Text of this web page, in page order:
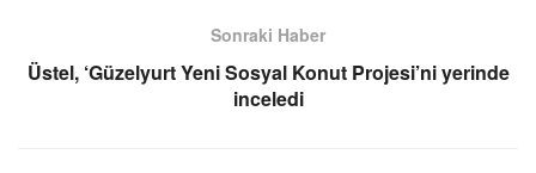
Sonraki Haber
Üstel, ‘Güzelyurt Yeni Sosyal Konut Projesi’ni yerinde
inceledi